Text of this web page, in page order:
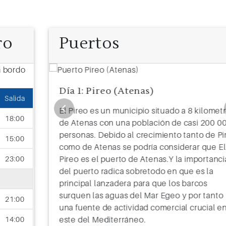
Salida
18:00
15:00
23:00
21:00
14:00
Puertos
000
Pireo
El
la
tanto
en el
Día 1: Pireo (Atenas)
El Pireo es un municipio situado a 8
de Atenas con una población de casi 200
personas. Debido al crecimiento tanto de
como de Atenas se podría considerar que El
Pireo es el puerto de Atenas.Y la
del puerto radica sobretodo en que es la
principal lanzadera para que los barcos
surquen las aguas del Mar Egeo y por tanto
una fuente de actividad comercial crucial
este del Mediterráneo.